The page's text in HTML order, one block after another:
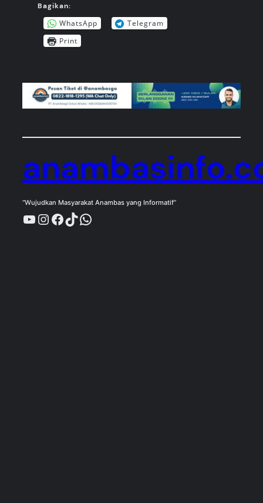
Bagikan:
WhatsApp
Telegram
Print
“Wujudkan Masyarakat Anambas yang Informatif”
YouTube
Instagram
Facebook
TikTok
WhatsApp